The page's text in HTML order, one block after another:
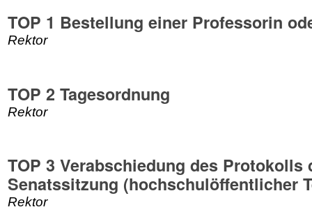
TOP 1 Bestellung einer Professorin
Rektor
TOP 2 Tagesordnung
Rektor
TOP 3 Verabschiedung des Protokolls
Senatssitzung (hochschulöffentlicher
Rektor